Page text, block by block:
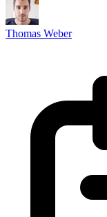
Thomas Weber